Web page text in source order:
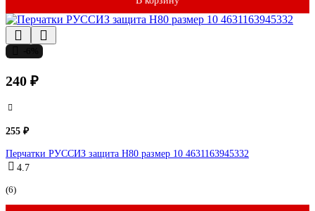
240 ₽
255 ₽
Перчатки РУССИЗ защита Н80 размер 10 4631163945332
4.7
(6)